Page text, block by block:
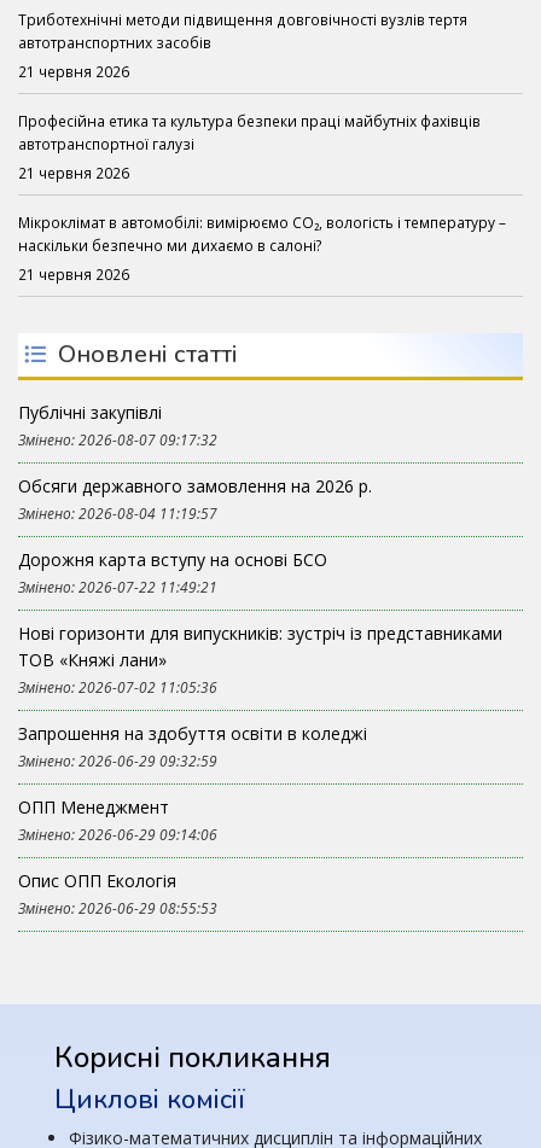
Триботехнічні методи підвищення довговічності вузлів тертя
автотранспортних засобів
21 червня 2026
Професійна етика та культура безпеки праці майбутніх фахівців
автотранспортної галузі
21 червня 2026
Мікроклімат в автомобілі: вимірюємо CO₂, вологість і температуру –
наскільки безпечно ми дихаємо в салоні?
21 червня 2026
Оновлені статті
Публічні закупівлі
Змінено: 2026-08-07 09:17:32
Обсяги державного замовлення на 2026 р.
Змінено: 2026-08-04 11:19:57
Дорожня карта вступу на основі БСО
Змінено: 2026-07-22 11:49:21
Нові горизонти для випускників: зустріч із представниками
ТОВ «Княжі лани»
Змінено: 2026-07-02 11:05:36
Запрошення на здобуття освіти в коледжі
Змінено: 2026-06-29 09:32:59
ОПП Менеджмент
Змінено: 2026-06-29 09:14:06
Опис ОПП Екологія
Змінено: 2026-06-29 08:55:53
Корисні покликання
Циклові комісії
Фізико-математичних дисциплін та інформаційних